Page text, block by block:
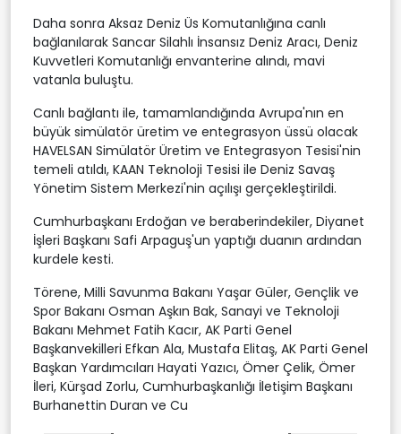
Daha sonra Aksaz Deniz Üs Komutanlığına canlı
bağlanılarak Sancar Silahlı İnsansız Deniz Aracı, Deniz
Kuvvetleri Komutanlığı envanterine alındı, mavi
vatanla buluştu.
Canlı bağlantı ile, tamamlandığında Avrupa'nın en
büyük simülatör üretim ve entegrasyon üssü olacak
HAVELSAN Simülatör Üretim ve Entegrasyon Tesisi'nin
temeli atıldı, KAAN Teknoloji Tesisi ile Deniz Savaş
Yönetim Sistem Merkezi'nin açılışı gerçekleştirildi.
Cumhurbaşkanı Erdoğan ve beraberindekiler, Diyanet
İşleri Başkanı Safi Arpaguş'un yaptığı duanın ardından
kurdele kesti.
Törene, Milli Savunma Bakanı Yaşar Güler, Gençlik ve
Spor Bakanı Osman Aşkın Bak, Sanayi ve Teknoloji
Bakanı Mehmet Fatih Kacır, AK Parti Genel
Başkanvekilleri Efkan Ala, Mustafa Elitaş, AK Parti Genel
Başkan Yardımcıları Hayati Yazıcı, Ömer Çelik, Ömer
İleri, Kürşad Zorlu, Cumhurbaşkanlığı İletişim Başkanı
Burhanettin Duran ve Cu